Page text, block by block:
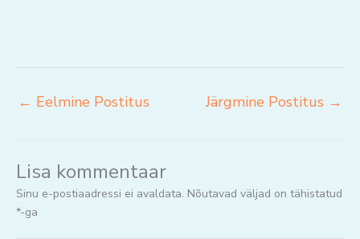
← Eelmine Postitus Järgmine Postitus →
Lisa kommentaar
Sinu e-postiaadressi ei avaldata. Nõutavad väljad on tähistatud
*-ga